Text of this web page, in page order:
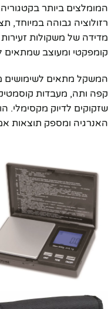
המומלצים ביותר
רזולוציה גבוהה במיוחד,
מדידה של משקולות
קומפקטי ומעוצב שמתאים
המשקל מתאים לשימושים
קפה ותה, מעבדות
שזקוקים לדיוק מקסימלי.
האנרגיה ומספק תוצאות